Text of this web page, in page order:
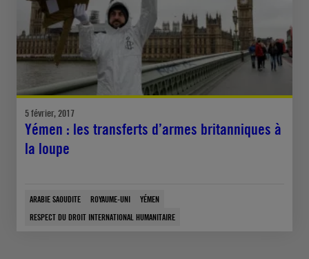
5 février, 2017
Yémen : les transferts d’armes britanniques à
la loupe
ARABIE SAOUDITE ROYAUME-UNI
YÉMEN
RESPECT DU DROIT INTERNATIONAL HUMANITAIRE